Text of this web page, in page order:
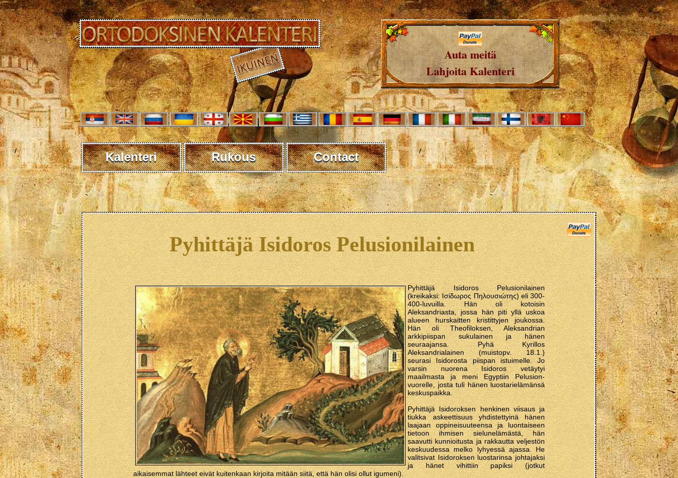
Auta meitä
Lahjoita Kalenteri
Kalenteri Rukous Contact
Pyhittäjä Isidoros Pelusionilainen
Pyhittäjä Isidoros Pelusionilainen
(kreikaksi: Ισίδωρος Πηλουσιώτης) eli 300-
400-luvuilla. Hän oli kotoisin
Aleksandriasta, jossa hän piti yllä uskoa
alueen hurskaitten kristittyjen joukossa.
Hän oli Theofiloksen, Aleksandrian
arkkipiispan sukulainen ja hänen
seuraajansa. Pyhä Kyrillos
Aleksandrialainen (muistopv. 18.1.)
seurasi Isidorosta piispan istuimelle. Jo
varsin nuorena Isidoros vetäytyi
maailmasta ja meni Egyptiin Pelusion-
vuorelle, josta tuli hänen luostarielämänsä
keskuspaikka.
Pyhittäjä Isidoroksen henkinen viisaus ja
tiukka askeettisuus yhdistettyinä hänen
laajaan oppineisuuteensa ja luontaiseen
tietoon ihmisen sielunelämästä, hän
saavutti kunnioitusta ja rakkautta veljestön
keskuudessa melko lyhyessä ajassa. He
valitsivat Isidoroksen luostarinsa johtajaksi
ja hänet vihittiin papiksi (jotkut
aikaisemmat lähteet eivät kuitenkaan kirjoita mitään siitä, että hän olisi ollut igumeni).